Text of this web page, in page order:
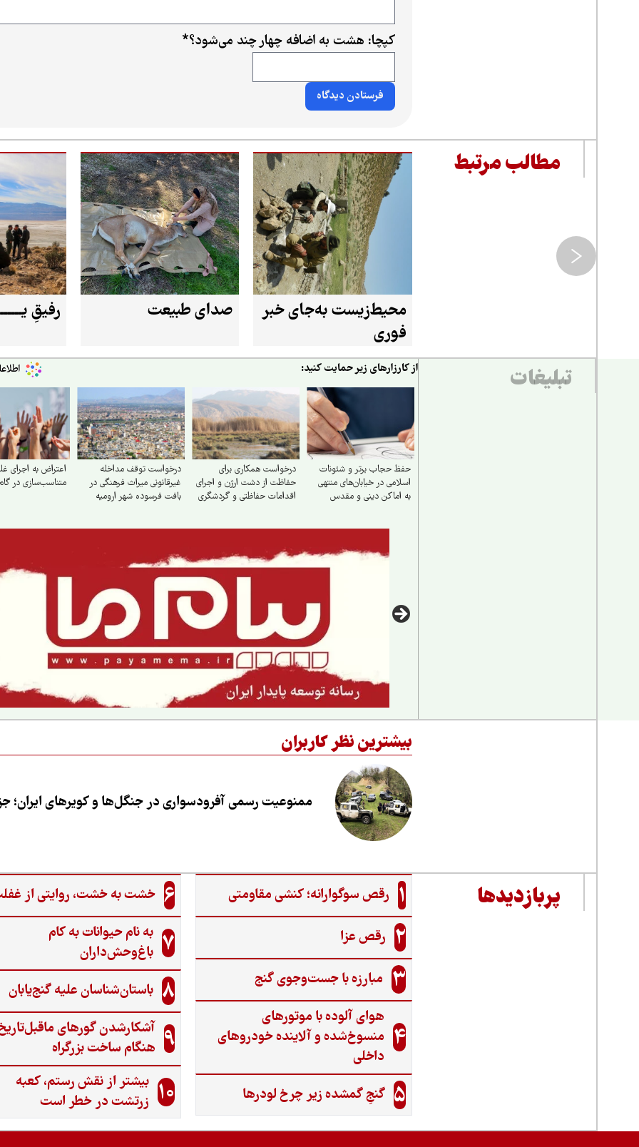
کپچا: هشت به اضافه چهار چند می‌شود؟*
مطالب مرتبط
محیط‌زیست به‌جای خبر
فوری
صدای طبیعت رفیقِ
تبلیغات از کارزارهای زیر حمایت کنید:
حفظ حجاب برتر و شئونات
اسلامی در خیابان‌های منتهی
به اماکن دینی و مقدس
درخواست همکاری برای
حفاظت از دشت ارژن و اجرای
اقدامات حفاظتی و گردشگری
درخواست توقف مداخله
غیرقانونی میراث فرهنگی در
بافت فرسوده شهر ارومیه
اعتراض به اجرای
متناسب‌سازی در
بیشترین نظر کاربران
ممنوعیت رسمی آفرودسواری در جنگل‌ها و کویرهای ایران؛
پربازدیدها 1 رقص سوگوارانه؛ کنشی مقاومتی
2 رقص عزا
3 مبارزه با جست‌وجوی گنج‌
4
هوای آلوده با موتورهای
منسوخ‌شده و آلاینده خودروهای
داخلی
5 گنجِ گمشده زیر چرخ لودرها
6 خشت به خشت، روایتی از
7 به نام حیوانات به کام
باغ‌وحش‌داران
8 باستان‌شناسان علیه گنج‌یابان
9 آشکارشدن گورهای
هنگام ساخت بزرگراه
10 بیشتر از نقش رستم، کعبه
زرتشت در خطر است